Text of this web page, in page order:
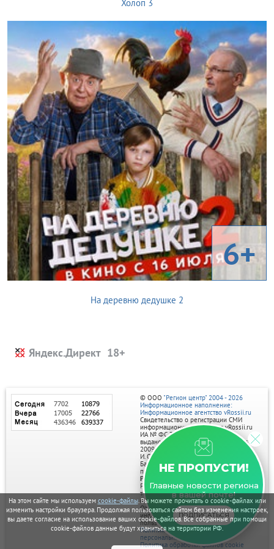
На этом сайте мы используем cookie-файлы. Вы можете прочитать о cookie-файлах или
изменить настройки браузера. Продолжая пользоваться сайтом без изменения настроек,
вы даете согласие на использование ваших cookie-файлов. Все собранные при помощи
cookie-файлов данные будут храниться на территории РФ.
Холоп 3
6+
На деревню дедушке 2
Яндекс.Директ
НЕ ПРОПУСТИ!
Главные новости региона
в вашей почте!
ПОДПИСАТЬСЯ
© ООО "Регион центр" 2004 - 2026
Информационное наполнение:
Информационное агентство vRossii.ru
Свидетельство о регистрации СМИ
информационного агентства vRossii.ru
ИА № ФС 77‑35502
выдано РОСКОМНАДЗОРом 04 марта
2009г.
И. О. Главного редактора Нарыков А. Н.
Баннеры на портале размещаются на
правах рекламы.
Реклама на портале:
Рекламное агентство "Умный маркетинг"
тел. 7-910-267-70-40,
email: umnyy.marketing@yandex.ru
Отдельные публикации могут содержать
информацию, не предназначенную для
пользователей до 18 лет.
Политика в отношении обработки
персональных данных
Политика обработки файлов cookie